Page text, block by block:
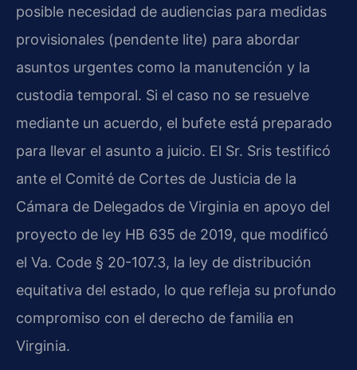
posible necesidad de audiencias para medidas
provisionales (pendente lite) para abordar
asuntos urgentes como la manutención y la
custodia temporal. Si el caso no se resuelve
mediante un acuerdo, el bufete está preparado
para llevar el asunto a juicio. El Sr. Sris testificó
ante el Comité de Cortes de Justicia de la
Cámara de Delegados de Virginia en apoyo del
proyecto de ley HB 635 de 2019, que modificó
el Va. Code § 20-107.3, la ley de distribución
equitativa del estado, lo que refleja su profundo
compromiso con el derecho de familia en
Virginia.